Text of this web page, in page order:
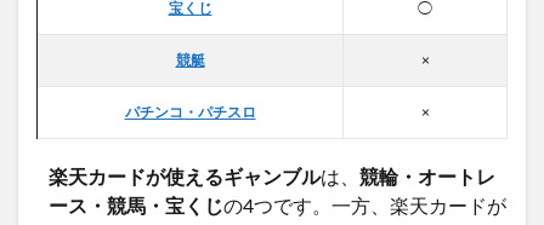
宝くじ ◯
競艇 ×
パチンコ・パチスロ ×
楽天カードが使えるギャンブルは、 競輪・オートレ
ース・競馬・宝くじの4つです。一方、楽天カードが